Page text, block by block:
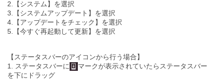
2.【システム】を選択
3.【システムアップデート】を選択
4.【アップデートをチェック】を選択
5.【今すぐ再起動して更新】を選択
【ステータスバーのアイコンから行う場合】
1. ステータスバーに
マークが表示されていたらステータスバー
を下にドラッグ